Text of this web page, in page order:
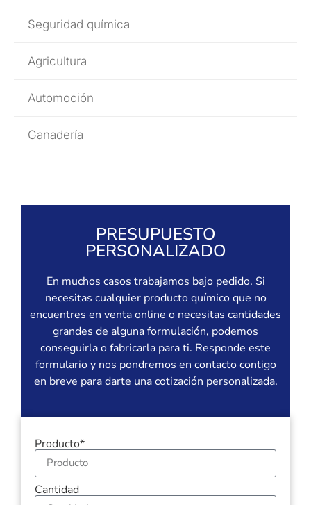
Seguridad química
Agricultura
Automoción
Ganadería
PRESUPUESTO
PERSONALIZADO
En muchos casos trabajamos bajo pedido. Si
necesitas cualquier producto químico que no
encuentres en venta online o necesitas cantidades
grandes de alguna formulación, podemos
conseguirla o fabricarla para ti. Responde este
formulario y nos pondremos en contacto contigo
en breve para darte una cotización personalizada.
Producto*
Cantidad